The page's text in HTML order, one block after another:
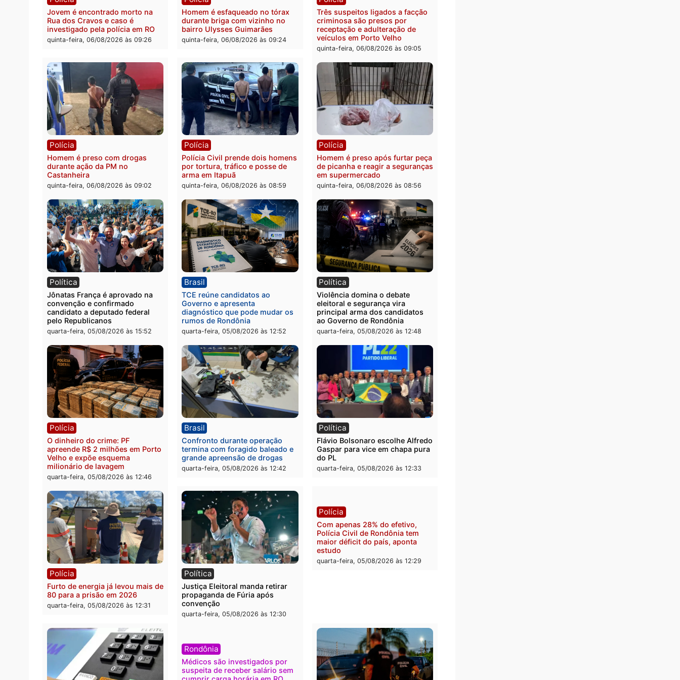
da prefeita de Pimenta Bueno
quinta-feira, 06/08/2026 às 18:20
Polícia
Jovem é encontrado morto na
Rua dos Cravos e caso é
investigado pela polícia em RO
quinta-feira, 06/08/2026 às 09:26
Polícia
Homem é esfaqueado no tórax
durante briga com vizinho no
bairro Ulysses Guimarães
quinta-feira, 06/08/2026 às 09:24
Polícia
receptação e adulteração de
veículos em Porto Velho
quinta-feira, 06/08/2026 às 09:05
Polícia
Homem é preso com drogas
durante ação da PM no
Castanheira
quinta-feira, 06/08/2026 às 09:02
Polícia
Polícia Civil prende dois homens
por tortura, tráfico e posse de
arma em Itapuã
quinta-feira, 06/08/2026 às 08:59
Homem é preso após furtar peça
de picanha e reagir a seguranças
em supermercado
quinta-feira, 06/08/2026 às 08:56
Política
Jônatas França é aprovado na
convenção e confirmado
candidato a deputado federal
pelo Republicanos
quarta-feira, 05/08/2026 às 15:52
Brasil
TCE reúne candidatos ao
Governo e apresenta
diagnóstico que pode mudar os
quarta-feira, 05/08/2026 às 12:52
Política
Violência domina o debate
principal arma dos candidatos
Polícia
Velho e expõe esquema
milionário de lavagem
quarta-feira, 05/08/2026 às 12:46
Brasil
Confronto durante operação
quarta-feira, 05/08/2026 às 12:42
do PL
quarta-feira, 05/08/2026 às 12:33